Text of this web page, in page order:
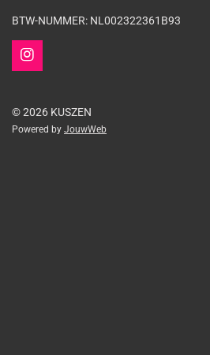
BTW-NUMMER: NL002322361B93
I
n
a
g
© 2026 KUSZEN
Powered by JouwWeb